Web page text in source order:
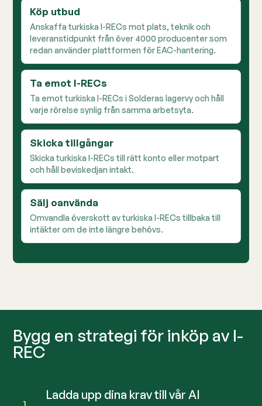
Köp utbud
Anskaffa turkiska I-RECs mot plats, teknik och
leveranstidpunkt från över 4000 producenter som
redan använder plattformen för EAC-hantering.
Ta emot I-RECs
Ta emot turkiska I-RECs i Solderas lagervy och håll
varje rörelse synlig från samma arbetsyta.
Skicka tillgångar
Skicka turkiska I-RECs till rätt konto eller motpart
och håll beviskedjan intakt.
Sälj oanvända
Omvandla överskott av turkiska I-RECs tillbaka till
intäkter om de inte längre behövs.
Bygg en strategi för inköp av I-
REC
Ladda upp dina krav till vår AI